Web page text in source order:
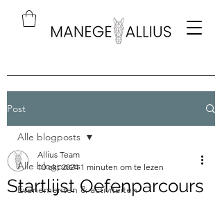
Post
Alle blogposts
Evenementen & activiteiten
Alle blogposts
Startlijst Oefenparcours
Allius Team
10 okt 2024 1 minuten om te lezen